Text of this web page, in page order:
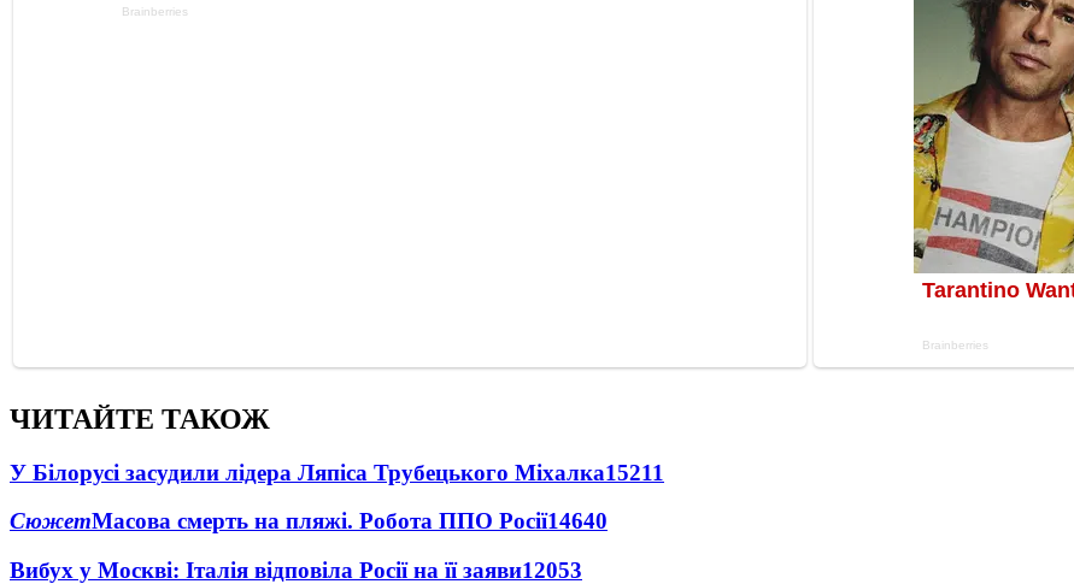
ЧИТАЙТЕ ТАКОЖ
У Білорусі засудили лідера Ляпіса Трубецького Міхалка15211
СюжетМасова смерть на пляжі. Робота ППО Росії14640
Вибух у Москві: Італія відповіла Росії на її заяви12053